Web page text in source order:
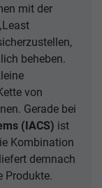
mit der
beheben.
von
Gerade bei
(IACS) ist
Kombination
demnach
Produkte.